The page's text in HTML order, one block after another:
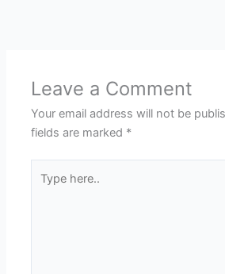
Leave a Comment
Your email address will not be
fields are marked *
here..